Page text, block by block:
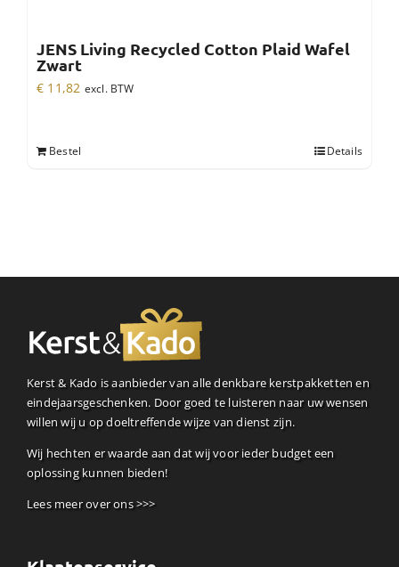
JENS Living Recycled Cotton Plaid Wafel
Zwart
€ 11,82 excl. BTW
Bestel Details
Kerst & Kado is aanbieder van alle denkbare kerstpakketten en
eindejaarsgeschenken. Door goed te luisteren naar uw wensen
willen wij u op doeltreffende wijze van dienst zijn.
Wij hechten er waarde aan dat wij voor ieder budget een
oplossing kunnen bieden!
Lees meer over ons >>>